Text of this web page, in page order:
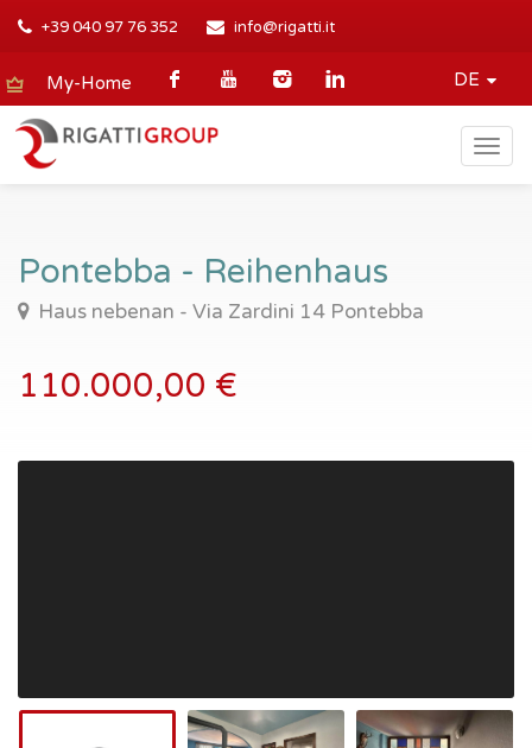
+39 040 97 76 352 info@rigatti.it
DE
My-Home
Pontebba - Reihenhaus
Haus nebenan - Via Zardini 14 Pontebba
110.000,00 €